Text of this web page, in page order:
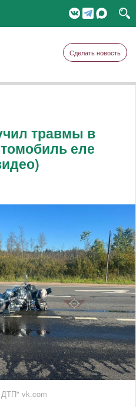
Сделать новость
травмы в
еле
ДТП" vk.com